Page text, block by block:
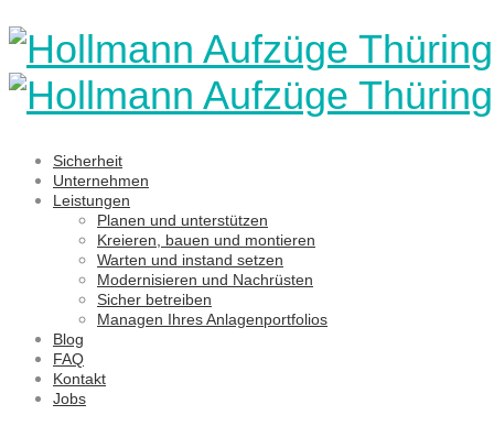
Sicherheit
Unternehmen
Leistungen
Planen und unterstützen
Kreieren, bauen und montieren
Warten und instand setzen
Modernisieren und Nachrüsten
Sicher betreiben
Managen Ihres Anlagenportfolios
Blog
FAQ
Kontakt
Jobs